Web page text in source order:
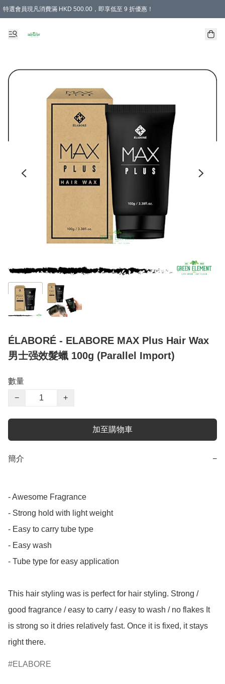
特選會員現凡消費滿 HKD 500.00，即享低至 9 折優惠！
ÉLABORÉ - ELABORE MAX Plus Hair Wax
男士强效髮蠟 100g (Parallel Import)
數量
−
+
加至購物車
簡介 −
- Awesome Fragrance
- Strong hold with light weight
- Easy to carry tube type
- Easy wash
- Tube type for easy application
This hair styling was is perfect for hair styling. Strong /
good fragrance / easy to carry / easy to wash / no flakes It
is strong so it dries relatively fast. Once it is fixed, it stays
right there.
ELABORE